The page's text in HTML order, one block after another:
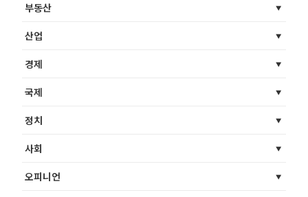
부동산
산업
경제
국제
정치
사회
오피니언